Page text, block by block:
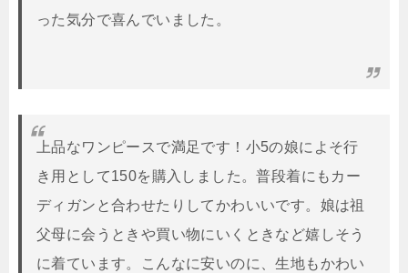
った気分で喜んでいました。
上品なワンピースで満足です！小5の娘によそ行
き用として150を購入しました。普段着にもカー
ディガンと合わせたりしてかわいいです。娘は祖
父母に会うときや買い物にいくときなど嬉しそう
に着ています。こんなに安いのに、生地もかわい